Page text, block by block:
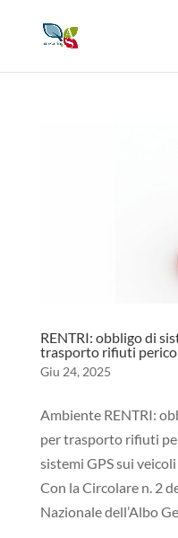
RENTRI: obbligo di
trasporto rifiuti
Giu 24, 2025
Ambiente RENTRI:
per trasporto rifiuti
sistemi GPS sui
Con la Circolare n. 2
Nazionale dell’Albo